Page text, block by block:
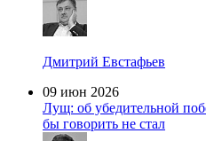
Дмитрий Евстафьев
09 июн 2026
Лущ: об убедительной
бы говорить не стал